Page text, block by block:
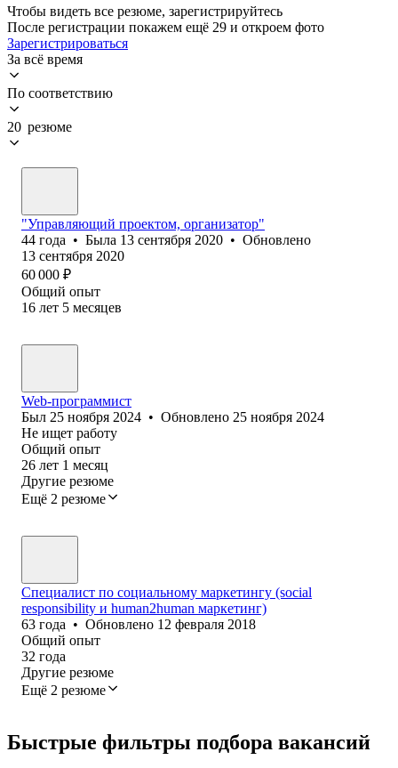
Чтобы видеть все резюме, зарегистрируйтесь
После регистрации покажем ещё 29 и откроем фото
Зарегистрироваться
За всё время
По соответствию
20 резюме
"Управляющий проектом, организатор"
44 года • Была 13 сентября 2020 • Обновлено
13 сентября 2020
60 000 ₽
Общий опыт
16 лет 5 месяцев
Web-программист
Был 25 ноября 2024 • Обновлено 25 ноября 2024
Не ищет работу
Общий опыт
26 лет 1 месяц
Другие резюме
Ещё 2 резюме
Специалист по социальному маркетингу (social
responsibility и human2human маркетинг)
63 года • Обновлено 12 февраля 2018
Общий опыт
32 года
Другие резюме
Ещё 2 резюме
Быстрые фильтры подбора вакансий